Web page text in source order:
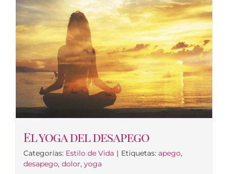
El yoga del desapego
Categorías: Estilo de Vida | Etiquetas: apego,
desapego, dolor, yoga